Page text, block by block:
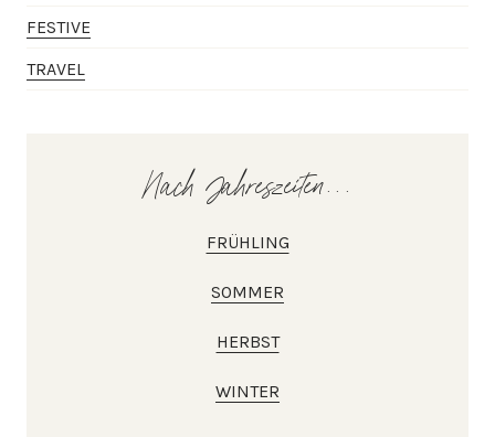
FESTIVE
TRAVEL
Nach Jahreszeiten...
FRÜHLING
SOMMER
HERBST
WINTER